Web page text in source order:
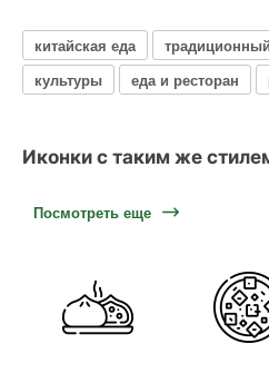
китайская еда традиционный
культуры
еда и ресторан
Иконки с таким же
Посмотреть еще